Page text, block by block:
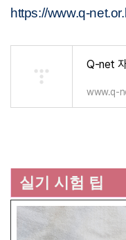
https://www.q-
Q-net
www.q-
실기 시험 팁